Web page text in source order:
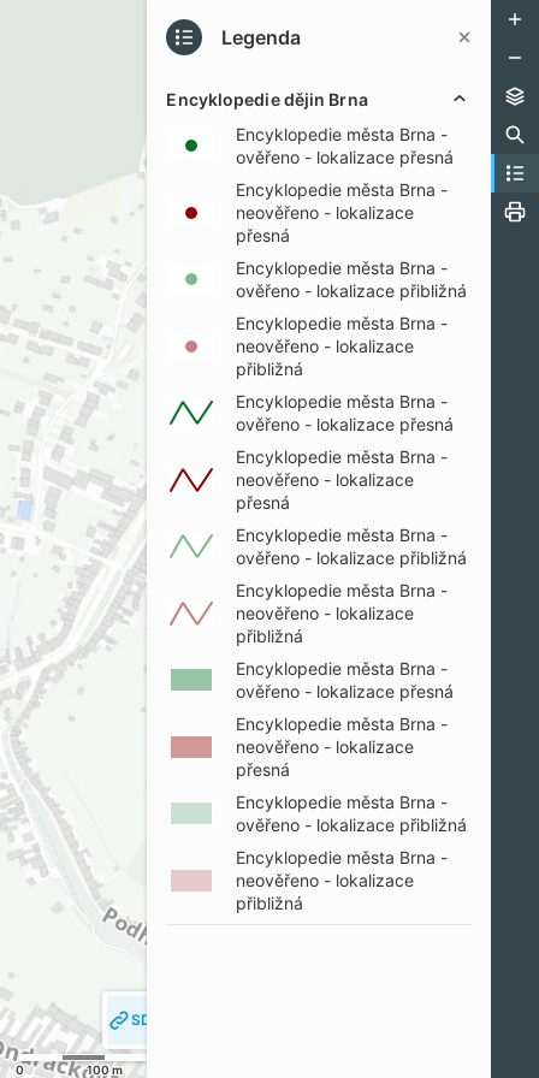
Legenda
Encyklopedie dějin Brna
Encyklopedie města Brna -
ověřeno - lokalizace přesná
Encyklopedie města Brna -
neověřeno - lokalizace
přesná
Encyklopedie města Brna -
ověřeno - lokalizace přibližná
Encyklopedie města Brna -
neověřeno - lokalizace
přibližná
Encyklopedie města Brna -
ověřeno - lokalizace přesná
Encyklopedie města Brna -
neověřeno - lokalizace
přesná
Encyklopedie města Brna -
ověřeno - lokalizace přibližná
Encyklopedie města Brna -
neověřeno - lokalizace
přibližná
Encyklopedie města Brna -
ověřeno - lokalizace přesná
Encyklopedie města Brna -
neověřeno - lokalizace
přesná
Encyklopedie města Brna -
ověřeno - lokalizace přibližná
Encyklopedie města Brna -
neověřeno - lokalizace
přibližná
SDÍLET MAPU
0 100 m